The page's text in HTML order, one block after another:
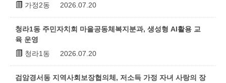
가정2동
2026.07.20
청라1동 주민자치회 마을공동체복지분과, 생성형 AI활용 교
육 운영
청라1동
2026.07.20
검암경서동 지역사회보장협의체, 저소득 가정 자녀 사랑의 장